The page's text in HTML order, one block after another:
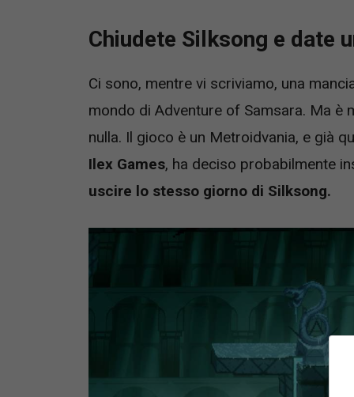
Chiudete Silksong e date
Ci sono, mentre vi scriviamo, una
mondo di Adventure of Samsara. Ma
nulla. Il gioco è un Metroidvania, e già
Ilex Games, ha deciso probabilmente
uscire lo stesso giorno di Silksong.